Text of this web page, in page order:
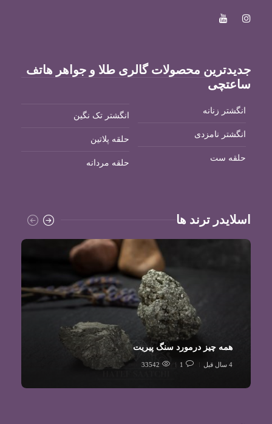
جدیدترین محصولات گالری طلا و جواهر هاتف
ساعتچی
انگشتر زنانه
انگشتر نامزدی
حلقه ست
انگشتر تک نگین
حلقه پلاتین
حلقه مردانه
اسلایدر ترند ها
همه چیز درمورد سنگ پیریت
4 سال قبل 1
33542